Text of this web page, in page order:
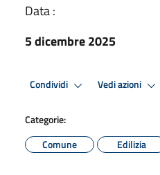
Data :
5 dicembre 2025
Condividi Vedi azioni
Categorie:
Comune
Edilizia